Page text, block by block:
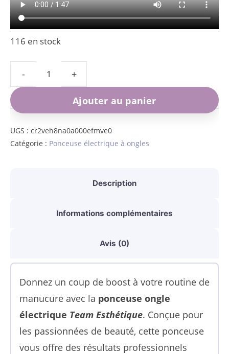
116 en stock
de
Ponceuse
ongle
électrique
tours
Ajouter au panier
UGS : cr2veh8na0a000efmve0
Catégorie : Ponceuse électrique à ongles
Description
Informations complémentaires
Avis (0)
Donnez un coup de boost à votre routine de
manucure avec la ponceuse ongle
électrique Team Esthétique. Conçue pour
les passionnées de beauté, cette ponceuse
vous offre des résultats professionnels